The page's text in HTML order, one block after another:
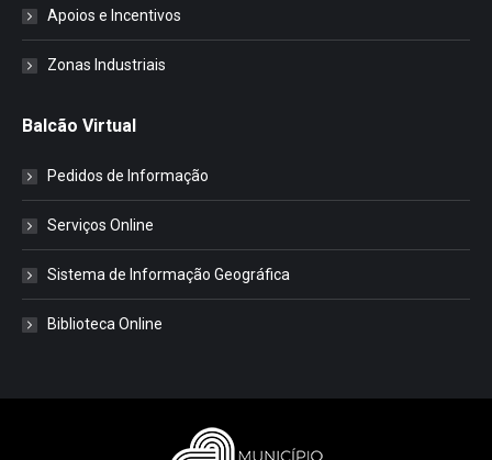
Apoios e Incentivos
Zonas Industriais
Balcão Virtual
Pedidos de Informação
Serviços Online
Sistema de Informação Geográfica
Biblioteca Online